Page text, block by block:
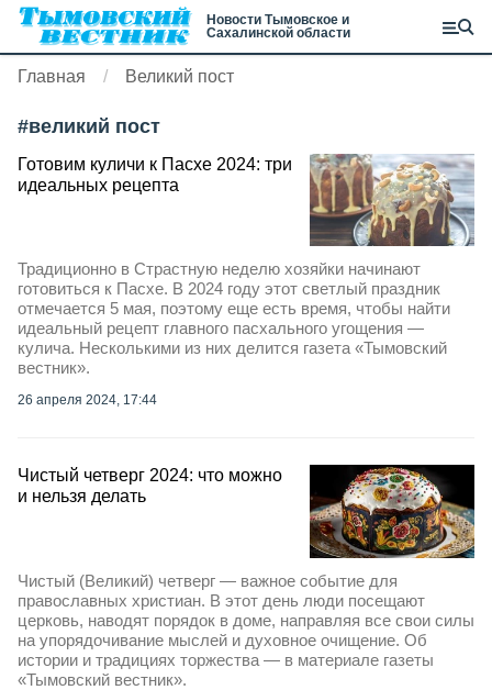
Новости Тымовское и
Сахалинской области
Главная Великий пост
#великий пост
Готовим куличи к Пасхе 2024: три
идеальных рецепта
Традиционно в Страстную неделю хозяйки начинают
готовиться к Пасхе. В 2024 году этот светлый праздник
отмечается 5 мая, поэтому еще есть время, чтобы найти
идеальный рецепт главного пасхального угощения —
кулича. Несколькими из них делится газета «Тымовский
вестник».
26 апреля 2024, 17:44
Чистый четверг 2024: что можно
и нельзя делать
Чистый (Великий) четверг — важное событие для
православных христиан. В этот день люди посещают
церковь, наводят порядок в доме, направляя все свои силы
на упорядочивание мыслей и духовное очищение. Об
истории и традициях торжества — в материале газеты
«Тымовский вестник».